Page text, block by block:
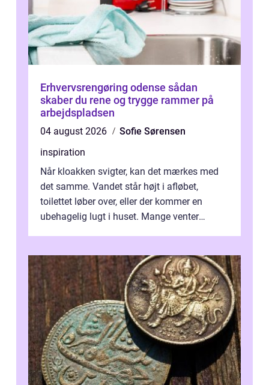
Erhvervsrengøring odense sådan
skaber du rene og trygge rammer på
arbejdspladsen
04 august 2026
Sofie Sørensen
inspiration
Når kloakken svigter, kan det mærkes med
det samme. Vandet står højt i afløbet,
toilettet løber over, eller der kommer en
ubehagelig lugt i huset. Mange venter